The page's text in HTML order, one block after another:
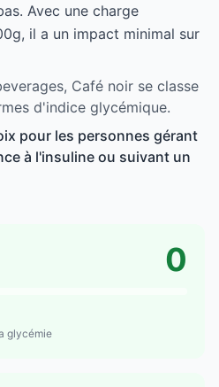
Avec une charge
il a un impact minimal sur
Café noir se classe
d'indice glycémique.
pour les personnes gérant
à l'insuline ou suivant un
0
glycémie